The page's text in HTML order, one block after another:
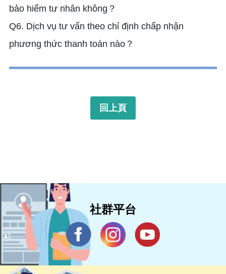
bảo hiểm tư nhân không？
Q6. Dịch vụ tư vấn theo chỉ định chấp nhận
phương thức thanh toán nào？
回上頁
社群平台